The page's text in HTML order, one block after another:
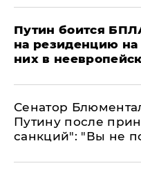
Путин боится
на резиденцию на
них в
Сенатор
Путину после
санкций": "Вы не